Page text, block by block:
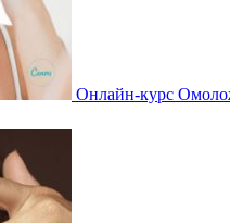
Онлайн-курс